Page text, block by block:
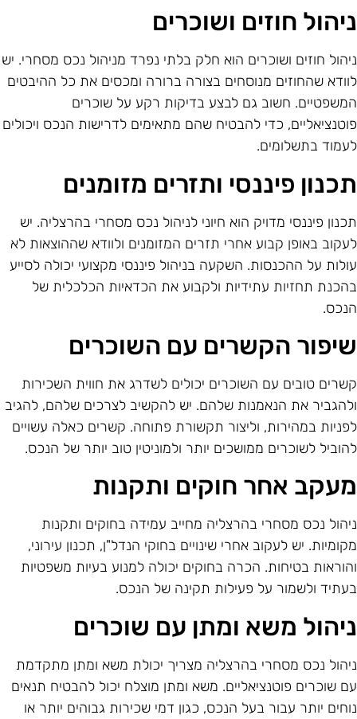
חוזים ושוכרים
חוזים ושוכרים הוא חלק בלתי נפרד מניהול נכס מסחרי. יש
שהחוזים מנוסחים בצורה ברורה ומכסים את כל ההיבטים
חשוב גם לבצע בדיקות רקע על שוכרים
כדי להבטיח שהם מתאימים לדרישות הנכס ויכולים
בתשלומים.
פיננסי ותזרים מזומנים
פיננסי מדויק הוא חיוני לניהול נכס מסחרי בהרצליה. יש
באופן קבוע אחרי תזרים המזומנים ולוודא שההוצאות לא
על ההכנסות. השקעה בניהול פיננסי מקצועי יכולה לסייע
תחזיות עתידיות ולקבוע את הכדאיות הכלכלית של
הקשרים עם השוכרים
טובים עם השוכרים יכולים לשדרג את חווית השכירות
את הנאמנות שלהם. יש להקשיב לצרכים שלהם, להגיב
במהירות, וליצור תקשורת פתוחה. קשרים כאלה עשויים
לשוכרים ממושכים יותר ולמוניטין טוב יותר של הנכס.
אחר חוקים ותקנות
נכס מסחרי בהרצליה מחייב עמידה בחוקים ותקנות
יש לעקוב אחרי שינויים בחוקי הנדל"ן, תכנון עירוני,
בטיחות. הכרה בחוקים יכולה למנוע בעיות משפטיות
ולשמור על פעילות תקינה של הנכס.
משא ומתן עם שוכרים
נכס מסחרי בהרצליה מצריך יכולת משא ומתן מתקדמת
שוכרים פוטנציאליים. משא ומתן מוצלח יכול להבטיח תנאים
יותר עבור בעל הנכס, כגון דמי שכירות גבוהים יותר או